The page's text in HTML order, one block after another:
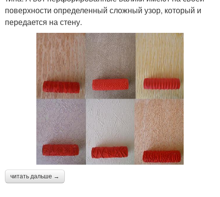
поверхности определенный сложный узор, который и
передается на стену.
читать дальше →